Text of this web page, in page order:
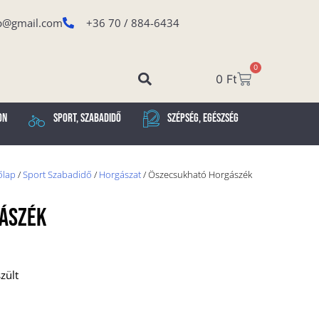
+36 70 / 884-6434
0 Ft
0
Sport, Szabadidő Szépség, Egészség
/Sport Szabadidő / Horgászat/ Öszecsukható Horgászék